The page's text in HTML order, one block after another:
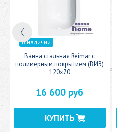
В наличии
Ванна стальная Reimar с
полимерным покрытием (ВИЗ)
120x70
16 600 руб